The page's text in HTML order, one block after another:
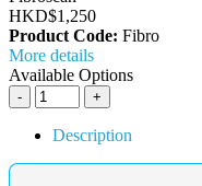
HKD$1,250
Product Code: Fibro
More details
Available Options
Description